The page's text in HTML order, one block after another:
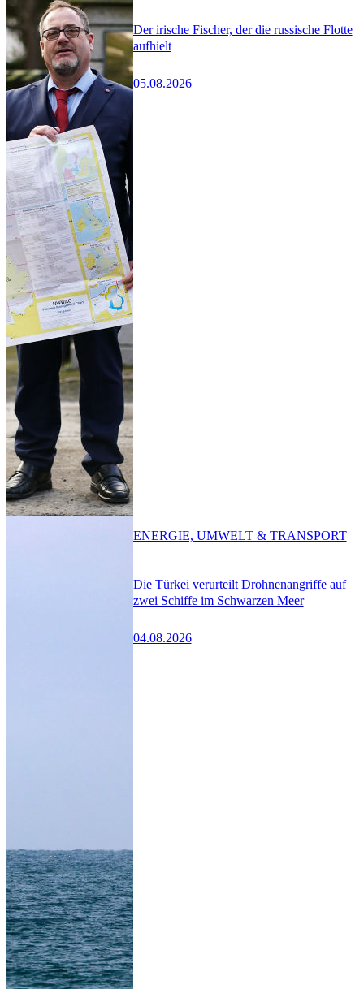
Der irische Fischer, der die russische Flotte
aufhielt
05.08.2026
Die Türkei verurteilt Drohnenangriffe auf
zwei Schiffe im Schwarzen Meer
04.08.2026
ENERGIE, UMWELT & TRANSPORT